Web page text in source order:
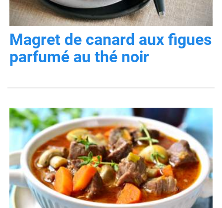
Magret de canard aux figues
parfumé au thé noir